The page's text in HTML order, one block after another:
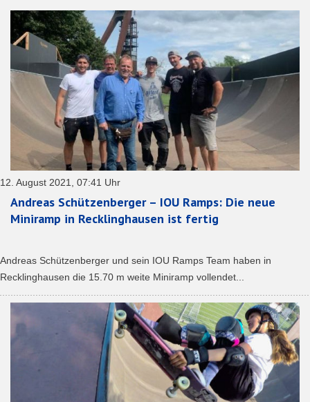
12. August 2021, 07:41 Uhr
Andreas Schützenberger – IOU Ramps: Die neue
Miniramp in Recklinghausen ist fertig
Andreas Schützenberger und sein IOU Ramps Team haben in
Recklinghausen die 15.70 m weite Miniramp vollendet...